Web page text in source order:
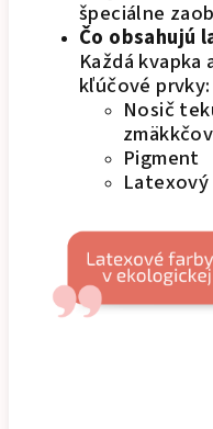
špeciálne
Čo obsahujú
Každá
kľúčové prvky:
Nosič
Pigment